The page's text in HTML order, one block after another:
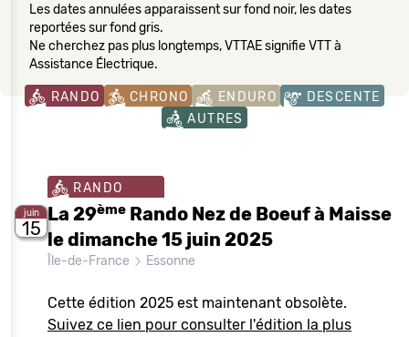
Les dates annulées apparaissent sur fond noir, les dates
reportées sur fond gris.
Ne cherchez pas plus longtemps, VTTAE signifie VTT à
Assistance Électrique.
RANDO CHRONO ENDURO
DESCENTE
AUTRES
juin
15
RANDO
La 29ème Rando Nez de Boeuf à Maisse
le dimanche 15 juin 2025
Île-de-France Essonne
Cette édition 2025 est maintenant obsolète.
Suivez ce lien pour consulter l'édition la plus